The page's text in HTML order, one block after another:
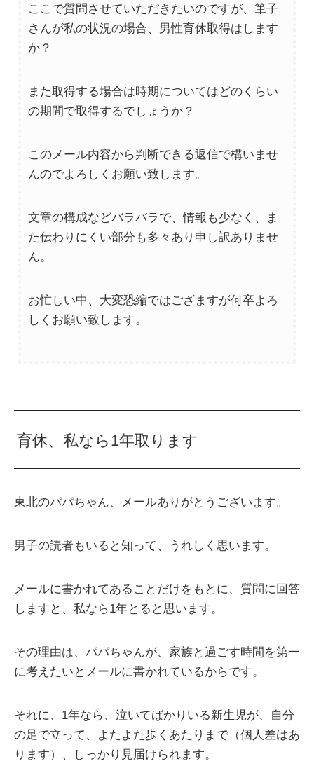
ここで質問させていただきたいのですが、筆子
さんが私の状況の場合、男性育休取得はします
か？
また取得する場合は時期についてはどのくらい
の期間で取得するでしょうか？
このメール内容から判断できる返信で構いませ
んのでよろしくお願い致します。
文章の構成などバラバラで、情報も少なく、ま
た伝わりにくい部分も多々あり申し訳ありませ
ん。
お忙しい中、大変恐縮ではござますが何卒よろ
しくお願い致します。
育休、私なら1年取ります
東北のパパちゃん、メールありがとうございます。
男子の読者もいると知って、うれしく思います。
メールに書かれてあることだけをもとに、質問に回答
しますと、私なら1年とると思います。
その理由は、パパちゃんが、家族と過ごす時間を第一
に考えたいとメールに書かれているからです。
それに、1年なら、泣いてばかりいる新生児が、自分
の足で立って、よたよた歩くあたりまで（個人差はあ
ります）、しっかり見届けられます。